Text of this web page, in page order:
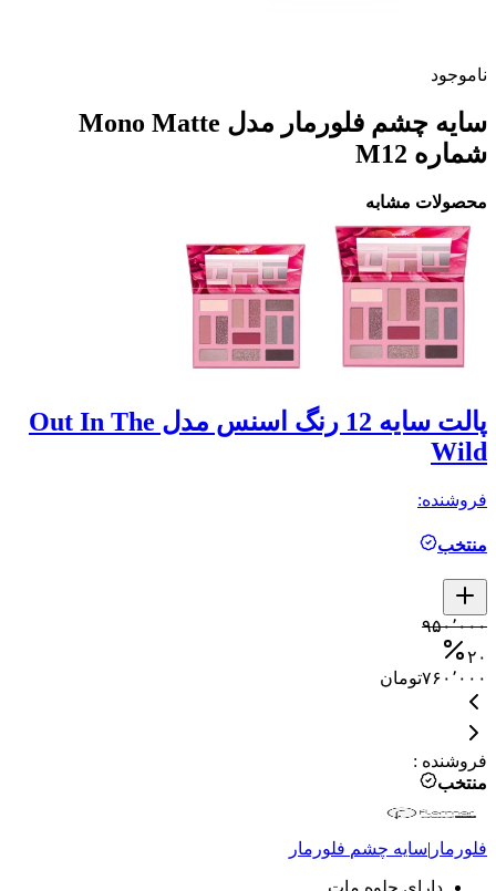
ناموجود
سایه چشم فلورمار مدل Mono Matte
شماره M12
محصولات مشابه
پالت سایه 12 رنگ اسنس مدل Out In The
Wild
فروشنده:
منتخب
۹۵۰٬۰۰۰
۲۰
۷۶۰٬۰۰۰تومان
فروشنده :
منتخب
فلورمار |سایه چشم فلورمار